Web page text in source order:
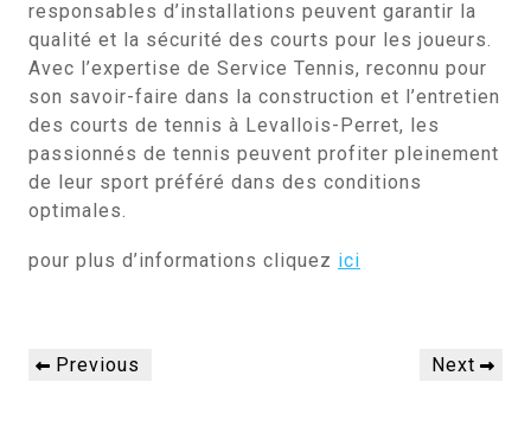
responsables d’installations peuvent garantir la
qualité et la sécurité des courts pour les joueurs.
Avec l’expertise de Service Tennis, reconnu pour
son savoir-faire dans la construction et l’entretien
des courts de tennis à Levallois-Perret, les
passionnés de tennis peuvent profiter pleinement
de leur sport préféré dans des conditions
optimales.
pour plus d’informations cliquez ici
Navigation
dePrevious
Previous
Next
Next